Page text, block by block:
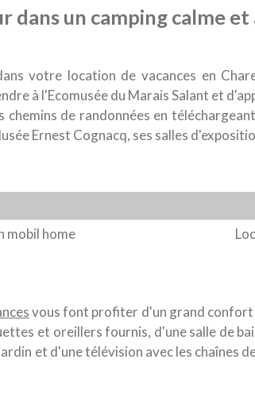
dans un camping calme
votre location de vacances en
à l'Ecomusée du Marais Salant et
chemins de randonnées en
Ernest Cognacq, ses salles
mobil home
vous font profiter d'un grand confort
et oreillers fournis, d'une salle de
et d'une télévision avec les chaînes